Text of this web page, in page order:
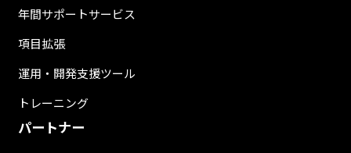
年間サポートサービス
項目拡張
運用・開発支援ツール
トレーニング
パートナー